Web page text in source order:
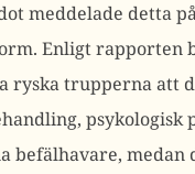
meddelade detta
Enligt rapporten
ryska trupperna att
psykologisk
befälhavare, medan